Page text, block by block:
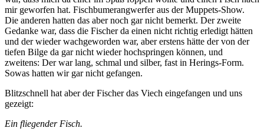
mir geworfen hat. Fischbumerangwerfer aus der Muppets-Show.
Die anderen hatten das aber noch gar nicht bemerkt. Der zweite
Gedanke war, dass die Fischer da einen nicht richtig erledigt hätten
und der wieder wachgeworden war, aber erstens hätte der von der
tiefen Bilge da gar nicht wieder hochspringen können, und
zweitens: Der war lang, schmal und silber, fast in Herings-Form.
Sowas hatten wir gar nicht gefangen.
Blitzschnell hat aber der Fischer das Viech eingefangen und uns
gezeigt:
Ein fliegender Fisch.